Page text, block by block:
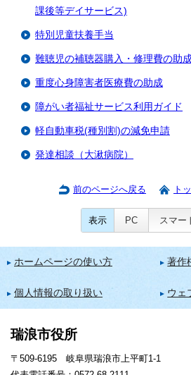
課後等デイサービス)
特別児童扶養手当
難聴児の補聴器購入・修理費の助
重度心身障害者医療費の助成
障がい者福祉サービス利用ガイド
軽自動車税(種別割)の減免申請
発達相談（大湫病院）
前のページへ戻る ト
表示 PC スマー
ホームページの使い方 著作
個人情報の取り扱い ウェ
瑞浪市役所
〒509-6195 岐阜県瑞浪市上平町1-1